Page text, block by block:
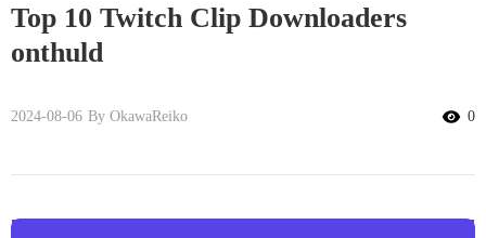
Top 10 Twitch Clip Downloaders
onthuld
2024-08-06 By OkawaReiko 0